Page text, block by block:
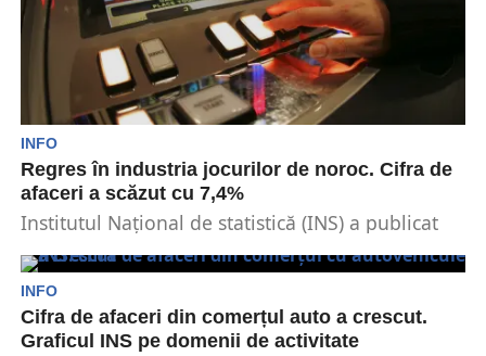
INFO
Regres în industria jocurilor de noroc. Cifra de
afaceri a scăzut cu 7,4%
Institutul Național de statistică (INS) a publicat
afaceri...
INFO
Cifra de afaceri din comerțul auto a crescut.
Graficul INS pe domenii de activitate